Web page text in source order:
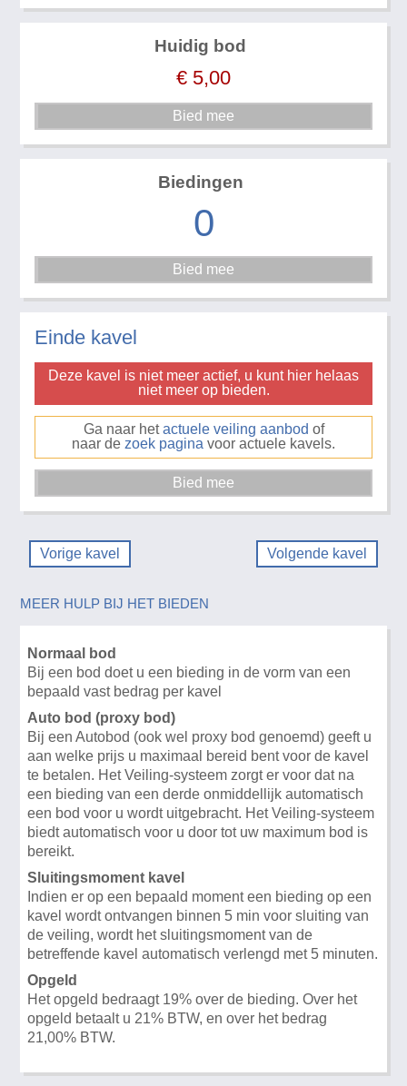
Huidig bod
€ 5,00
Biedingen
0
Einde kavel
Deze kavel is niet meer actief, u kunt hier helaas
niet meer op bieden.
Ga naar hetactuele veiling aanbod of
naar de zoek pagina voor actuele kavels.
Vorige kavel Volgende kavel
MEER HULP BIJ HET BIEDEN
Normaal bod
Bij een bod doet u een bieding in de vorm van een
bepaald vast bedrag per kavel
Auto bod (proxy bod)
Bij een Autobod (ook wel proxy bod genoemd) geeft u
aan welke prijs u maximaal bereid bent voor de kavel
te betalen. Het Veiling-systeem zorgt er voor dat na
een bieding van een derde onmiddellijk automatisch
een bod voor u wordt uitgebracht. Het Veiling-systeem
biedt automatisch voor u door tot uw maximum bod is
bereikt.
Sluitingsmoment kavel
Indien er op een bepaald moment een bieding op een
kavel wordt ontvangen binnen 5 min voor sluiting van
de veiling, wordt het sluitingsmoment van de
betreffende kavel automatisch verlengd met 5 minuten.
Opgeld
Het opgeld bedraagt 19% over de bieding. Over het
opgeld betaalt u 21% BTW, en over het bedrag
21,00% BTW.